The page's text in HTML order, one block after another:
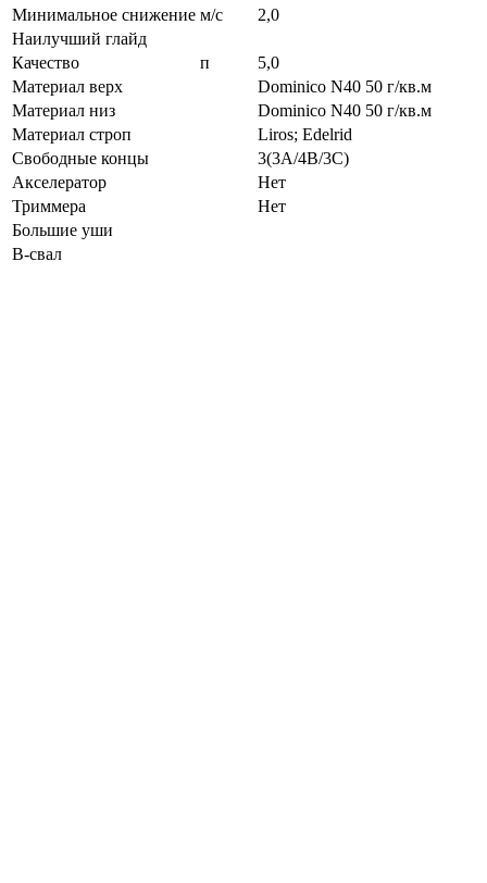
Минимальное снижение м/с
2,0
Наилучший глайд
Качество
п
5,0
Материал верх
Dominico N40 50 г/кв.м
Материал низ
Dominico N40 50 г/кв.м
Материал строп
Liros; Edelrid
Свободные концы
3(3A/4B/3C)
Акселератор
Нет
Триммера
Нет
Большие уши
B-свал